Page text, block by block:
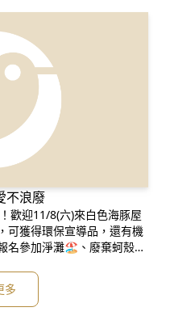
不浪廢
歡迎11/8(六)來白色海豚屋
可獲得環保宣導品，還有機
名參加淨灘🏖、廢棄蚵殼研
迎報名，而活動資訊如下👇
(彰化縣伸港鄉慶安路800
）上午08:30–12:00🎁免
導品，還能
多